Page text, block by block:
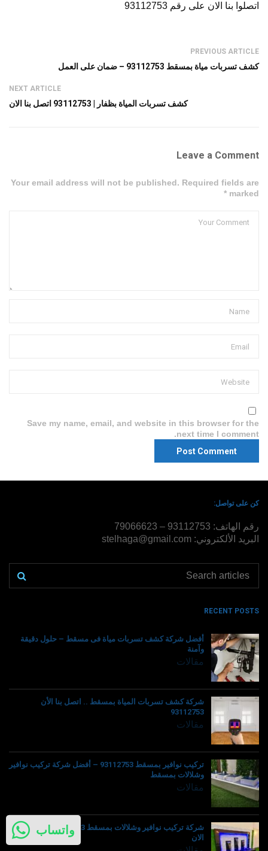
اتصلوا بنا الان على رقم 93112753
PREVIOUS ARTICLE
كشف تسربات مياة بمسقط 93112753 – ضمان على العمل
NEXT ARTICLE
كشف تسربات المياة بظفار | 93112753 اتصل بنا الان
Leave a Comment
Your email address will not be published. Required fields are
marked *
Save my name, email, and website in this browser for the
next time I comment.
كن على تواصل:
رقم الهاتف: 93112753 – 79066623
البريد الألكتروني: stelhaga@gmail.com
RECENT POSTS
أفضل شركة كشف تسربات مياة فى مسقط – حلول دقيقة
وآمنة
مقالات
شركة كشف تسربات المياة بمسقط .. اتصل بنا الأن
93112753
مقالات
تركيب نوافير بمسقط 93112753 – أفضل شركة تركيب نوافير
وشلالات بمسقط
مقالات
شركة تركيب نوافير وشلالات بمسقط 93112753 – اتصل بنا
الان
واتساب